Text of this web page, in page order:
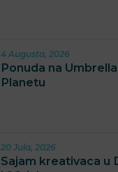
4 Augusta, 2026
Ponuda na
Planetu
20 Jula, 2026
Sajam kreativaca u